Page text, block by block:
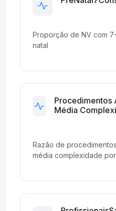
Proporção de NV com
natal
Procedimentos
Média
Razão de
média complexidade